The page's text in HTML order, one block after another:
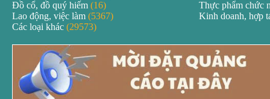
Đồ cổ, đồ quý hiếm (16)
Thực phẩm chức
Lao động, việc làm (5367)
Kinh doanh, hợp
Các loại khác (29573)